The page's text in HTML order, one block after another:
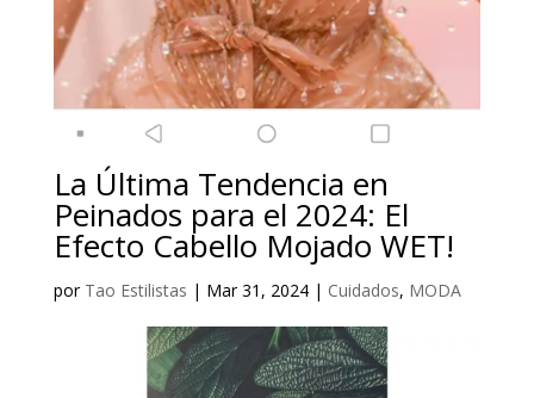
La Última Tendencia en
Peinados para el 2024: El
Efecto Cabello Mojado WET!
por Tao Estilistas | Mar 31, 2024| Cuidados, MODA